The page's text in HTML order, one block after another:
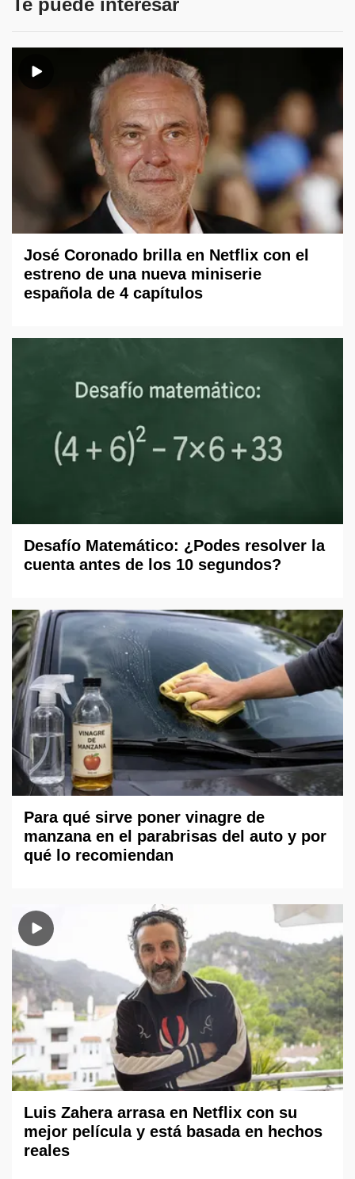
José Coronado brilla en Netflix con el
estreno de una nueva miniserie
española de 4 capítulos
Desafío Matemático: ¿Podes resolver la
cuenta antes de los 10 segundos?
Para qué sirve poner vinagre de
manzana en el parabrisas del auto y por
qué lo recomiendan
Luis Zahera arrasa en Netflix con su
mejor película y está basada en hechos
reales